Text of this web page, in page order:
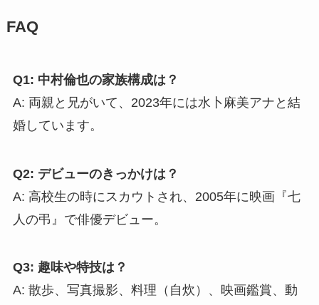
FAQ
Q1: 中村倫也の家族構成は？
A: 両親と兄がいて、2023年には水卜麻美アナと結
婚しています。
Q2: デビューのきっかけは？
A: 高校生の時にスカウトされ、2005年に映画『七
人の弔』で俳優デビュー。
Q3: 趣味や特技は？
A: 散歩、写真撮影、料理（自炊）、映画鑑賞、動